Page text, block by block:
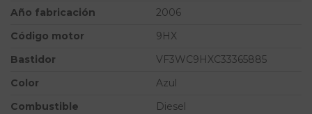
Año fabricación
2006
Código motor
9HX
Bastidor
VF3WC9HXC33365885
Color
Azul
Combustible
Diesel